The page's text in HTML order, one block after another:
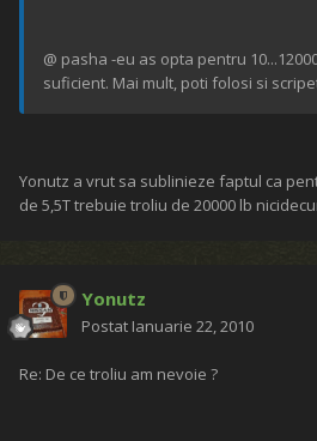
@ pasha -eu as opta pentru
suficient. Mai mult, poti folosi si
Yonutz a vrut sa sublinieze faptul ca
de 5,5T trebuie troliu de 20000 lb
Yonutz
Postat Ianuarie 22, 2010
Re: De ce troliu am nevoie ?